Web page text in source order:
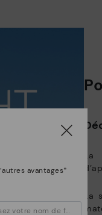
La
La
avantages*